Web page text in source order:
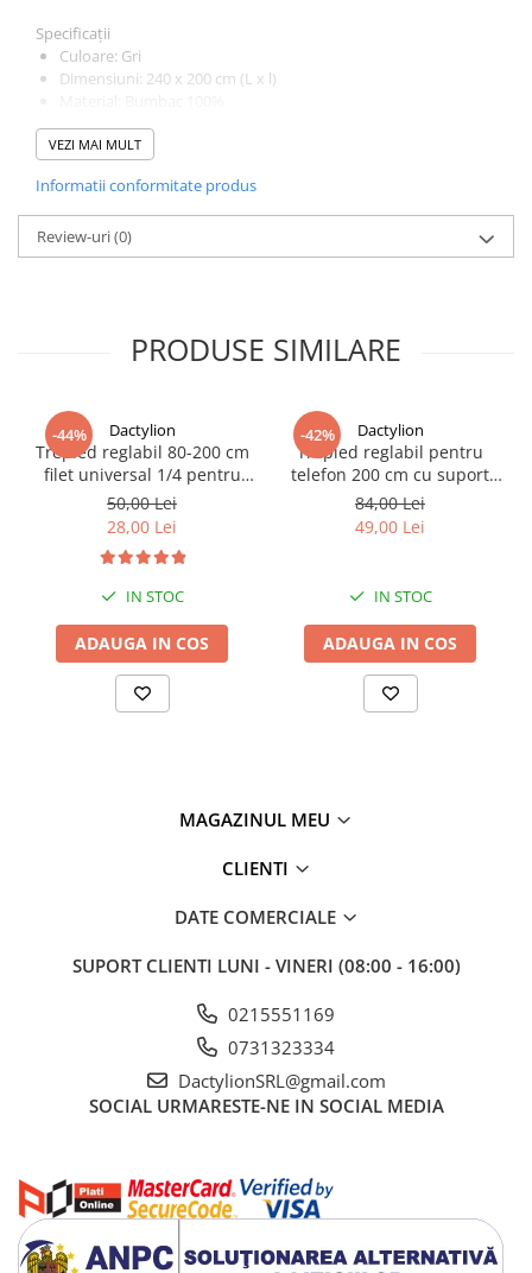
Specificații
Culoare: Gri
Dimensiuni: 240 x 200 cm (L x l)
Rezistent la decolorare
Recomandat pentru Chroma Key
VEZI MAI MULT
Informatii conformitate produs
Review-uri(0)
PRODUSE SIMILARE
-44% Dactylion
Trepied reglabil 80-200 cm
filet universal 1/4 pentru
studio,foto,lampa
circulara,aparat foto
50,00 Lei
28,00 Lei
IN STOC
ADAUGA IN COS
-42% Dactylion
Trepied reglabil pentru
telefon 200 cm cu suport
smartphone din ABS
reglabil si telecomanda
Bluetooth, deschidere
vlogging, streaming si
fotografie
84,00 Lei
49,00 Lei
IN STOC
ADAUGA IN COS
MAGAZINUL MEU
CLIENTI
DATE COMERCIALE
SUPORT CLIENTI LUNI - VINERI (08:00 - 16:00)
0215551169
0731323334
DactylionSRL@gmail.com
SOCIAL URMARESTE-NE IN SOCIAL MEDIA